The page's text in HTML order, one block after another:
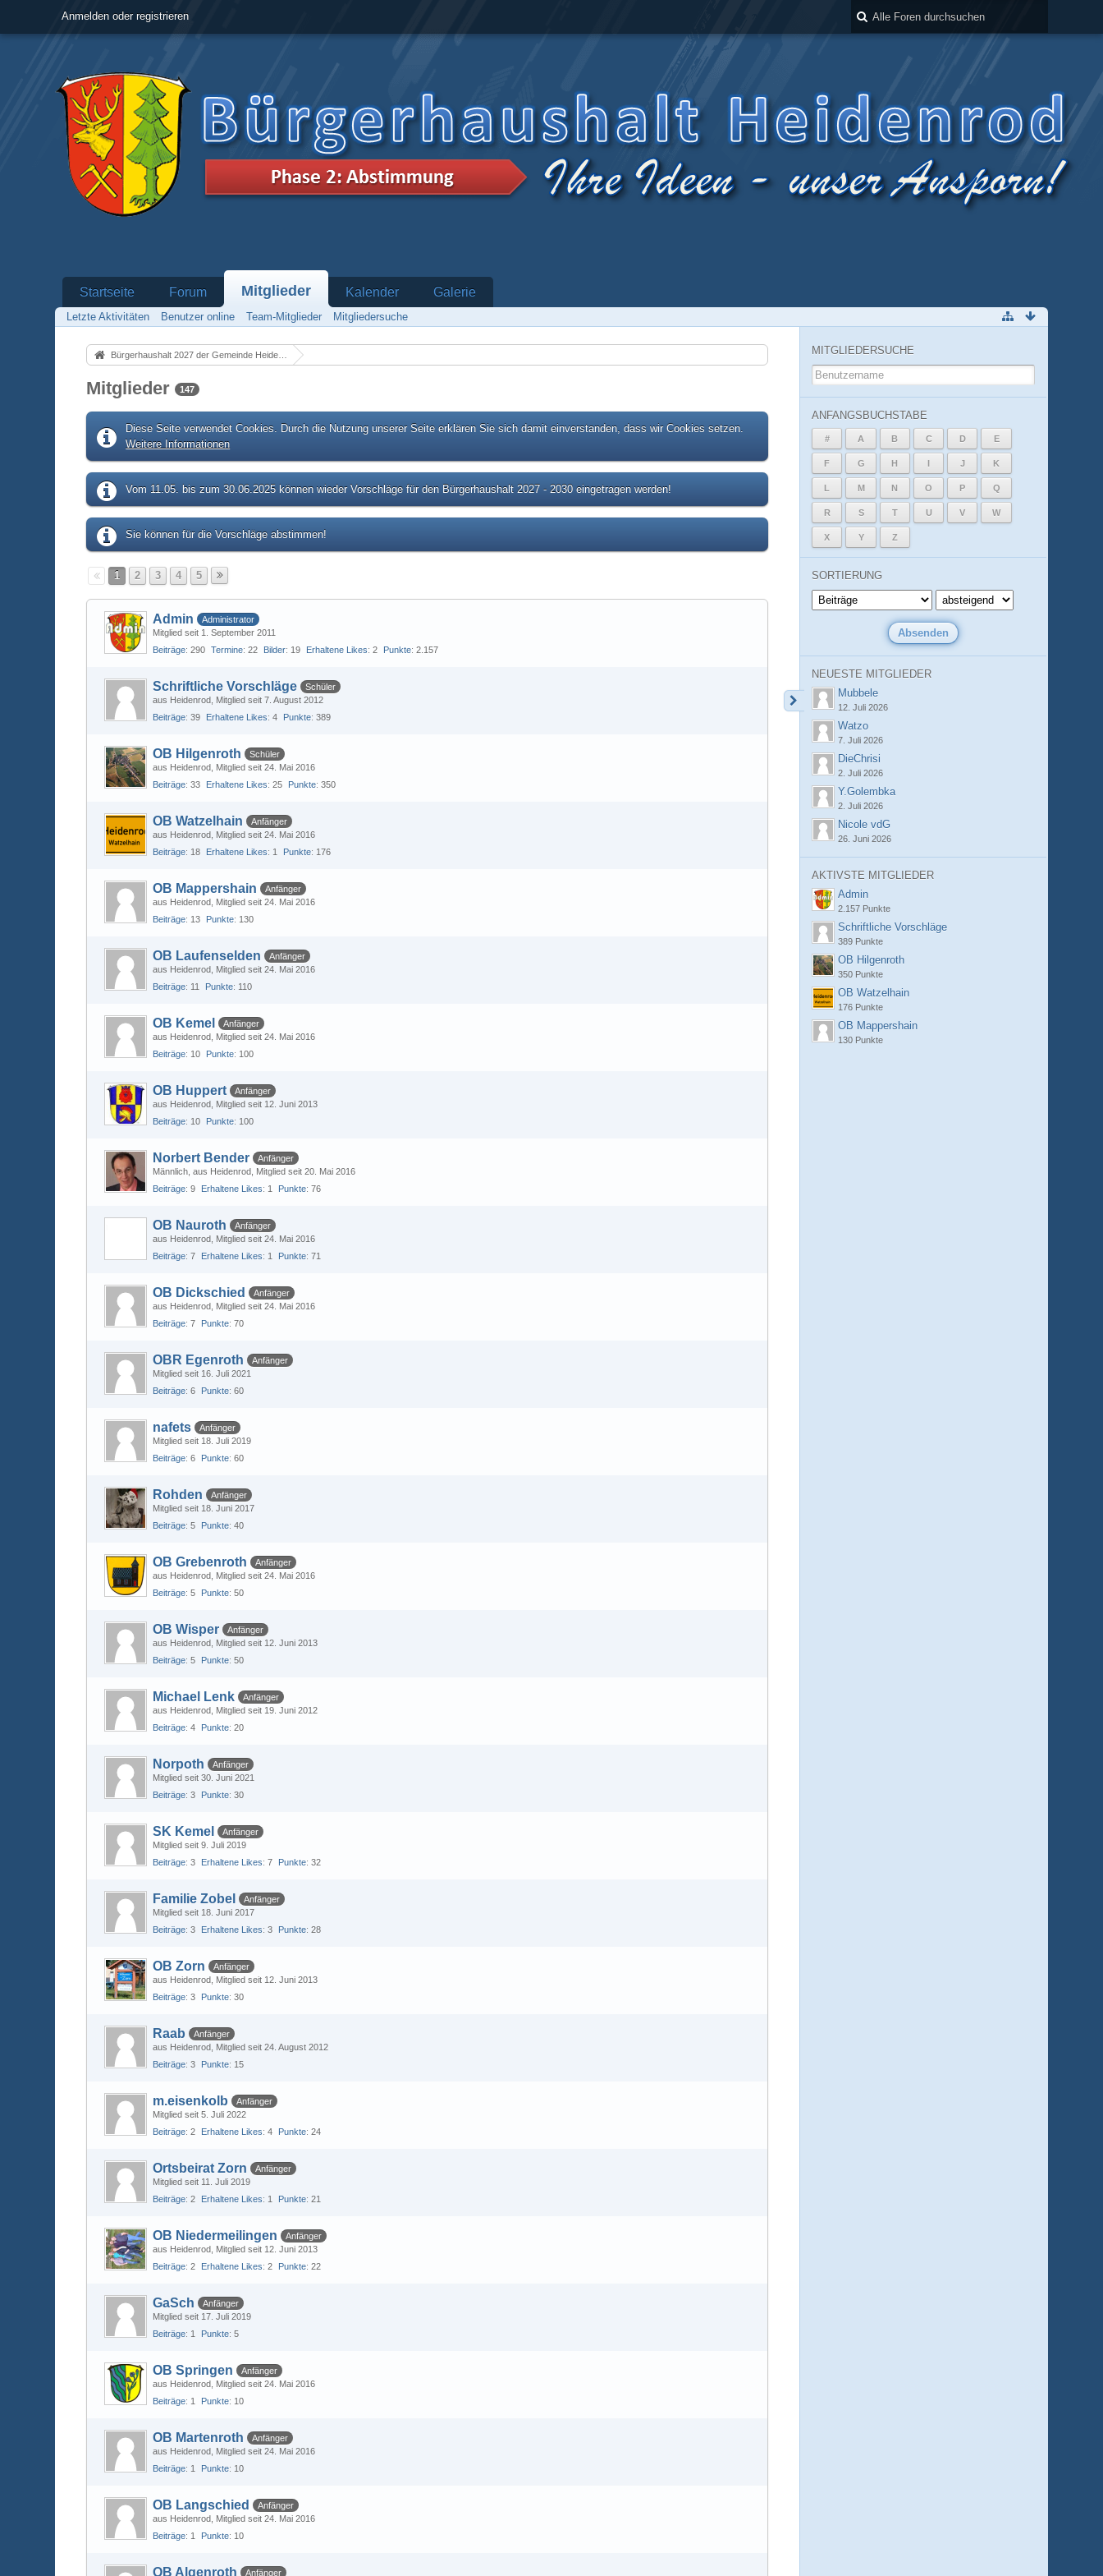
Anmelden oder registrieren
Startseite Forum Mitglieder Kalender Galerie
Letzte Aktivitäten Benutzer online Team-Mitglieder Mitgliedersuche
Bürgerhaushalt 2027 der Gemeinde Heidenrod
Mitglieder 147
Diese Seite verwendet Cookies. Durch die Nutzung unserer Seite erklären Sie sich damit einverstanden, dass wir Cookies setzen.
Weitere Informationen
Vom 11.05. bis zum 30.06.2025 können wieder Vorschläge für den Bürgerhaushalt 2027 - 2030 eingetragen werden!
Sie können für die Vorschläge abstimmen!
1 2 3 4 5
Admin
Administrator
Mitglied seit 1. September 2011
Beiträge 290 Termine 22 Bilder 19 Erhaltene Likes 2 Punkte 2.157
Schriftliche Vorschläge
Schüler
aus Heidenrod Mitglied seit 7. August 2012
Beiträge 39 Erhaltene Likes 4 Punkte 389
OB Hilgenroth
Schüler
aus Heidenrod Mitglied seit 24. Mai 2016
Beiträge 33 Erhaltene Likes 25 Punkte 350
OB Watzelhain
Anfänger
aus Heidenrod Mitglied seit 24. Mai 2016
Beiträge 18 Erhaltene Likes 1 Punkte 176
OB Mappershain
Anfänger
aus Heidenrod Mitglied seit 24. Mai 2016
Beiträge 13 Punkte 130
OB Laufenselden
Anfänger
aus Heidenrod Mitglied seit 24. Mai 2016
Beiträge 11 Punkte 110
OB Kemel
Anfänger
aus Heidenrod Mitglied seit 24. Mai 2016
Beiträge 10 Punkte 100
OB Huppert
Anfänger
aus Heidenrod Mitglied seit 12. Juni 2013
Beiträge 10 Punkte 100
Norbert Bender
Anfänger
Männlich aus Heidenrod Mitglied seit 20. Mai 2016
Beiträge 9 Erhaltene Likes 1 Punkte 76
OB Nauroth
Anfänger
aus Heidenrod Mitglied seit 24. Mai 2016
Beiträge 7 Erhaltene Likes 1 Punkte 71
OB Dickschied
Anfänger
aus Heidenrod Mitglied seit 24. Mai 2016
Beiträge 7 Punkte 70
OBR Egenroth
Anfänger
Mitglied seit 16. Juli 2021
Beiträge 6 Punkte 60
nafets
Anfänger
Mitglied seit 18. Juli 2019
Beiträge 6 Punkte 60
Rohden
Anfänger
Mitglied seit 18. Juni 2017
Beiträge 5 Punkte 40
OB Grebenroth
Anfänger
aus Heidenrod Mitglied seit 24. Mai 2016
Beiträge 5 Punkte 50
OB Wisper
Anfänger
aus Heidenrod Mitglied seit 12. Juni 2013
Beiträge 5 Punkte 50
Michael Lenk
Anfänger
aus Heidenrod Mitglied seit 19. Juni 2012
Beiträge 4 Punkte 20
Norpoth
Anfänger
Mitglied seit 30. Juni 2021
Beiträge 3 Punkte 30
SK Kemel
Anfänger
Mitglied seit 9. Juli 2019
Beiträge 3 Erhaltene Likes 7 Punkte 32
Familie Zobel
Anfänger
Mitglied seit 18. Juni 2017
Beiträge 3 Erhaltene Likes 3 Punkte 28
OB Zorn
Anfänger
aus Heidenrod Mitglied seit 12. Juni 2013
Beiträge 3 Punkte 30
Raab
Anfänger
aus Heidenrod Mitglied seit 24. August 2012
Beiträge 3 Punkte 15
m.eisenkolb
Anfänger
Mitglied seit 5. Juli 2022
Beiträge 2 Erhaltene Likes 4 Punkte 24
Ortsbeirat Zorn
Anfänger
Mitglied seit 11. Juli 2019
Beiträge 2 Erhaltene Likes 1 Punkte 21
OB Niedermeilingen
Anfänger
aus Heidenrod Mitglied seit 12. Juni 2013
Beiträge 2 Erhaltene Likes 2 Punkte 22
GaSch
Anfänger
Mitglied seit 17. Juli 2019
Beiträge 1 Punkte 5
OB Springen
Anfänger
aus Heidenrod Mitglied seit 24. Mai 2016
Beiträge 1 Punkte 10
OB Martenroth
Anfänger
aus Heidenrod Mitglied seit 24. Mai 2016
Beiträge 1 Punkte 10
OB Langschied
Anfänger
aus Heidenrod Mitglied seit 24. Mai 2016
Beiträge 1 Punkte 10
OB Algenroth Anfänger
MITGLIEDERSUCHE
ANFANGSBUCHSTABE
# A B C D E
F G H I J K
L M N O P Q
R S T U V W
X Y Z
SORTIERUNG
NEUESTE MITGLIEDER
Mubbele
12. Juli 2026
Watzo
7. Juli 2026
DieChrisi
2. Juli 2026
Y.Golembka
2. Juli 2026
Nicole vdG
26. Juni 2026
AKTIVSTE MITGLIEDER
Admin
2.157 Punkte
Schriftliche Vorschläge
389 Punkte
OB Hilgenroth
350 Punkte
OB Watzelhain
176 Punkte
OB Mappershain
130 Punkte